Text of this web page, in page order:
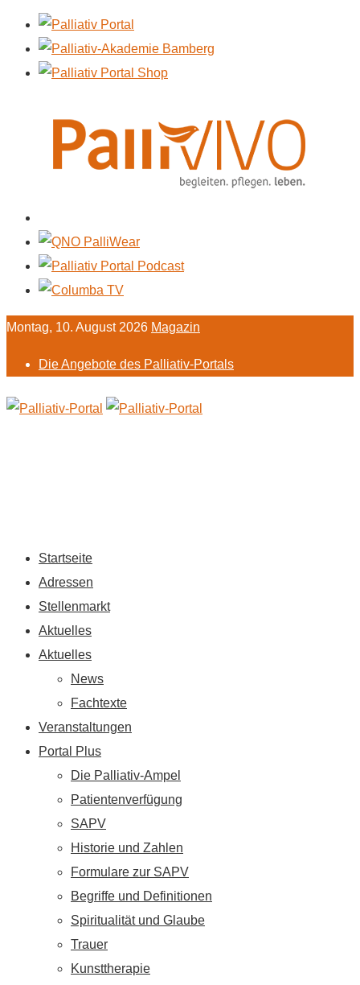
Montag, 10. August 2026 Magazin
Die Angebote des Palliativ-Portals
Startseite
Adressen
Stellenmarkt
Aktuelles
Aktuelles
News
Fachtexte
Veranstaltungen
Portal Plus
Die Palliativ-Ampel
Patientenverfügung
SAPV
Historie und Zahlen
Formulare zur SAPV
Begriffe und Definitionen
Spiritualität und Glaube
Trauer
Kunsttherapie